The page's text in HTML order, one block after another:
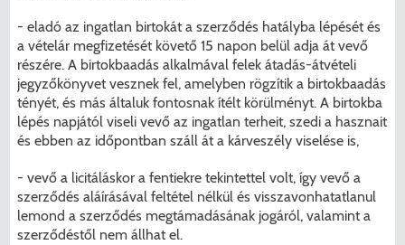
- eladó az ingatlan birtokát a szerződés hatályba lépését és
a vételár megfizetését követő 15 napon belül adja át vevő
részére. A birtokbaadás alkalmával felek átadás-átvételi
jegyzőkönyvet vesznek fel, amelyben rögzítik a birtokbaadás
tényét, és más általuk fontosnak ítélt körülményt. A birtokba
lépés napjától viseli vevő az ingatlan terheit, szedi a hasznait
és ebben az időpontban száll át a kárveszély viselése is,
- vevő a licitáláskor a fentiekre tekintettel volt, így vevő a
szerződés aláírásával feltétel nélkül és visszavonhatatlanul
lemond a szerződés megtámadásának jogáról, valamint a
szerződéstől nem állhat el.